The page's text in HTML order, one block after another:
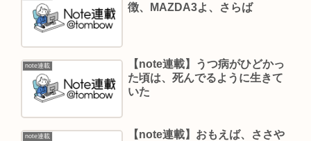
徴、MAZDA3よ、さらば
note連載
【note連載】うつ病がひどかっ
た頃は、死んでるように生きて
いた
note連載
【note連載】おもえば、ささや